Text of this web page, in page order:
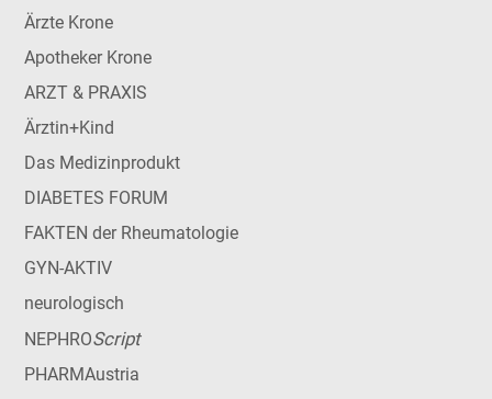
Ärzte Krone
Apotheker Krone
ARZT & PRAXIS
Ärztin+Kind
Das Medizinprodukt
DIABETES FORUM
FAKTEN der Rheumatologie
GYN-AKTIV
neurologisch
NEPHROScript
PHARMAustria